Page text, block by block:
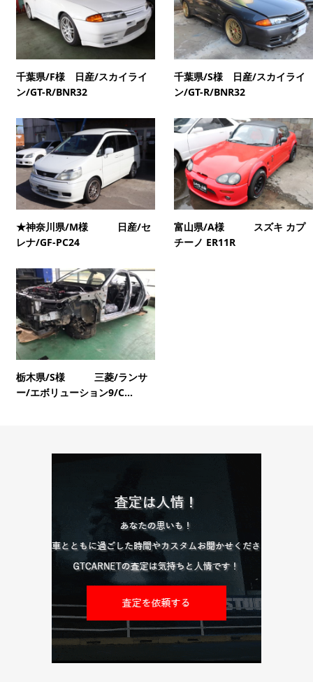
千葉県/F様 日産/スカイライ
ン/GT-R/BNR32
千葉県/S様 日産/スカイライ
ン/GT-R/BNR32
★神奈川県/M様 日産/セ
レナ/GF-PC24
富山県/A様 スズキ カプ
チーノ ER11R
栃木県/S様 三菱/ランサ
ー/エボリューション9/C...